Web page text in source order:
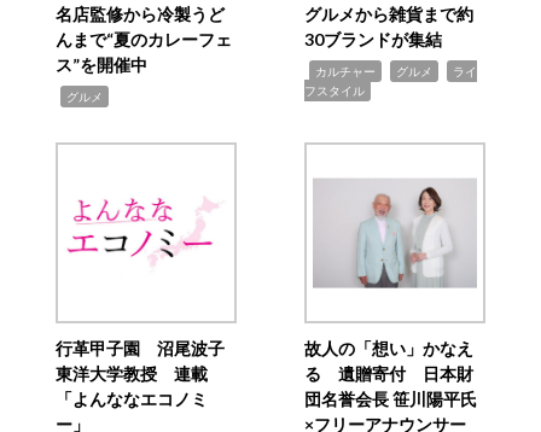
名店監修から冷製うど
んまで“夏のカレーフェ
ス”を開催中
グルメ
グルメから雑貨まで約
30ブランドが集結
カルチャー グルメ
ライ
フスタイル
行革甲子園 沼尾波子
東洋大学教授 連載
「よんななエコノミ
ー」
故人の「想い」かなえ
る 遺贈寄付 日本財
団名誉会長 笹川陽平氏
×フリーアナウンサー